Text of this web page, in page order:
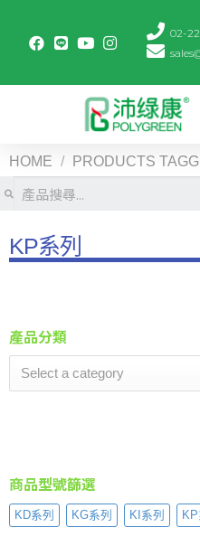
02-
HOME / PRODUCTS
KP系列
產品分類
Select a category
商品型號篩選
KD系列 KG系列 KI系列 KP